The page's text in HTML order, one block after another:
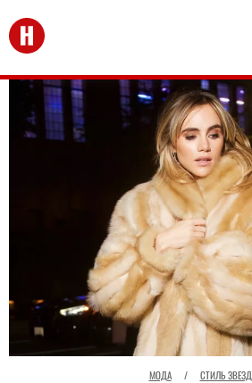
Перейти на главную
МОДА / СТИЛЬ ЗВЕЗД